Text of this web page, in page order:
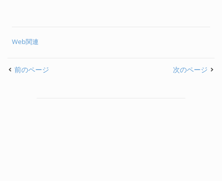
Web関連
前のページ 次のページ